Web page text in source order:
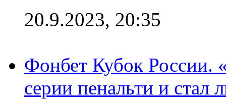
20.9.2023, 20:35
Фонбет Кубок России.
серии пенальти и стал